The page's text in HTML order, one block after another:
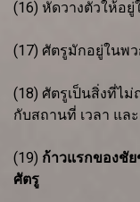
(16) หัดวางตัวให้อ
(17) ศัตรูมักอยู่ในพว
(18) ศัตรูเป็นสิ่งที่ไ
กับสถานที่ เวลา แล
(19) ก้าวแรกของชั
ศัตรู